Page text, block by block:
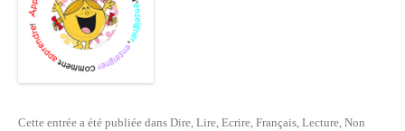
Cette entrée a été publiée dans Dire, Lire, Ecrire, Français, Lecture, Non